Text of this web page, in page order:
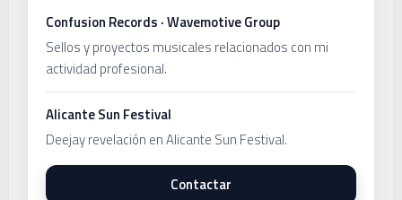
Confusion Records · Wavemotive Group
Sellos y proyectos musicales relacionados con mi
actividad profesional.
Alicante Sun Festival
Deejay revelación en Alicante Sun Festival.
Contactar